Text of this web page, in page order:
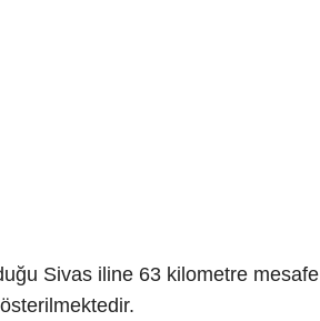
Sivas iline 63 kilometre mesafe